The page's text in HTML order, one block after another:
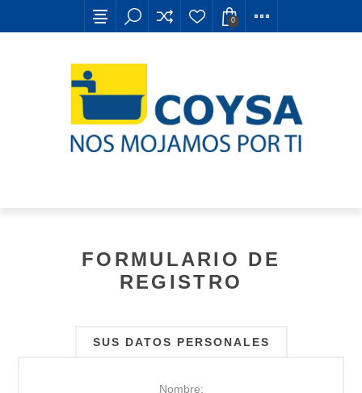
0
FORMULARIO DE
REGISTRO
SUS DATOS PERSONALES
Nombre: